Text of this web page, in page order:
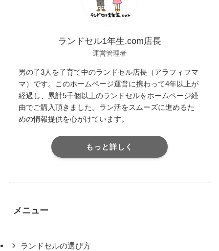
ランドセル1年生.com店長
運営管理者
男の子3人を子育て中のランドセル店長（アラフィフマ
マ）です。このホームページ運営に携わって4年以上が
経過し、累計5千個以上のランドセルをホームページ経
由でご購入頂きました。ラン活をスムーズに進めるた
めの情報提供を心がけています。
もっと詳しく
メニュー
ランドセルの選び方